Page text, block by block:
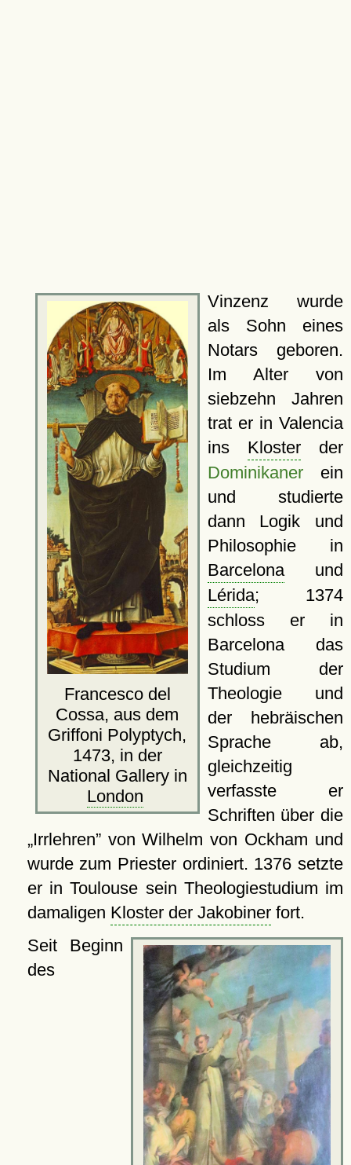
Francesco del
Cossa, aus dem
Griffoni Polyptych,
1473, in der
National Gallery in
London
Vinzenz wurde
als Sohn eines
Notars geboren.
Im Alter von
siebzehn Jahren
trat er in Valencia
ins Klosterder
Dominikanerein
und studierte
dann Logik und
Philosophie in
Barcelonaund
Lérida; 1374
schloss er in
Barcelona das
Studium der
Theologie und
der hebräischen
Sprache ab,
gleichzeitig
verfasste er
Schriften über die
Irrlehren von Wilhelm von Ockham und
wurde zum Priester ordiniert. 1376 setzte
er in Toulouse sein Theologiestudium im
damaligen Kloster der Jakobinerfort.
Seit Beginn
des